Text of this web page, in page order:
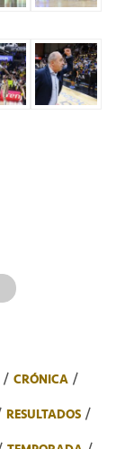
CRÓNICA
RESULTADOS